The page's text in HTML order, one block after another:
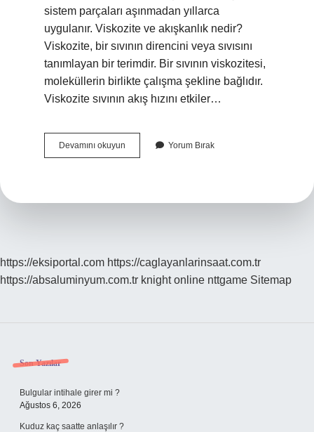
sistem parçaları aşınmadan yıllarca
uygulanır. Viskozite ve akışkanlık nedir?
Viskozite, bir sıvının direncini veya sıvısını
tanımlayan bir terimdir. Bir sıvının viskozitesi,
moleküllerin birlikte çalışma şekline bağlıdır.
Viskozite sıvının akış hızını etkiler…
Devamını okuyun
Akış
Yorum Bırak
https://eksiportal.com https://caglayanlarinsaat.com.tr
https://absaluminyum.com.tr knight online nttgame Sitemap
Sidebar
Son Yazılar
Bulgular intihale girer mi ?
Ağustos 6, 2026
Kuduz kaç saatte anlaşılır ?